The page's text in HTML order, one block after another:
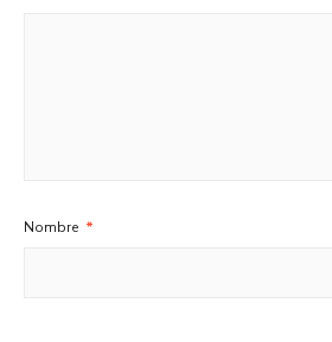
Nombre *